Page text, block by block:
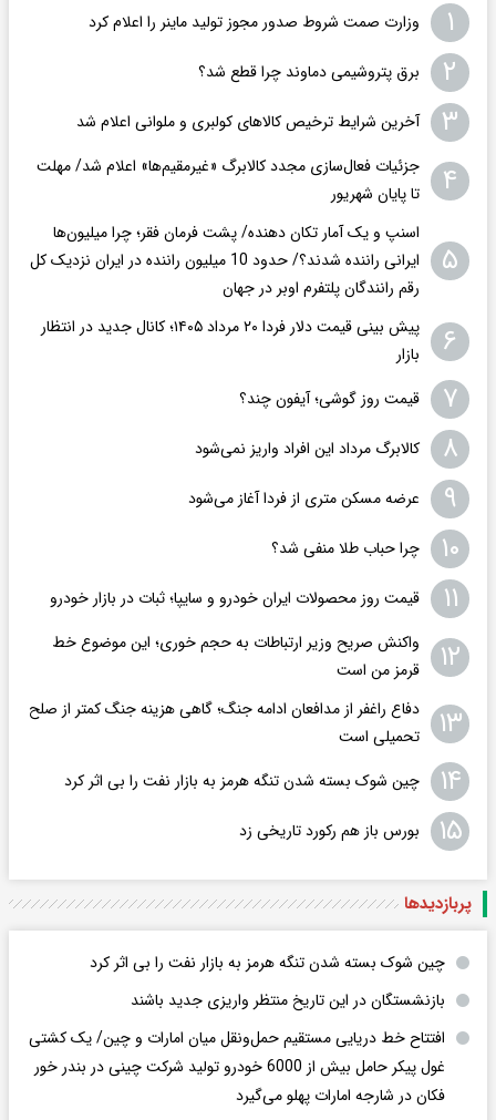
۱ وزارت صمت شروط صدور مجوز تولید ماینر را اعلام کرد
۲ برق پتروشیمی دماوند چرا قطع شد؟
۳ آخرین شرایط ترخیص کالاهای کولبری و ملوانی اعلام شد
۴
جزئیات فعال‌سازی مجدد کالابرگ «غیرمقیم‌ها» اعلام شد/ مهلت
تا پایان شهریور
۵
اسنپ و یک آمار تکان‌ دهنده/ پشت فرمان فقر؛ چرا میلیون‌ها
ایرانی راننده شدند؟/ حدود 10 میلیون راننده در ایران نزدیک کل
رقم رانندگان پلتفرم اوبر در جهان
۶
پیش بینی قیمت دلار فردا ۲۰ مرداد ۱۴۰۵؛ کانال جدید در انتظار
بازار
۷ قیمت روز گوشی؛ آیفون چند؟
۸ کالابرگ مرداد این افراد واریز نمی‌شود
۹ عرضه مسکن متری از فردا آغاز می‌شود
۱۰ چرا حباب طلا منفی شد؟
۱۱ قیمت روز محصولات ایران خودرو و سایپا؛ ثبات در بازار خودرو
۱۲
واکنش صریح وزیر ارتباطات به حجم خوری؛ این موضوع خط
قرمز من است
۱۳
دفاع راغفر از مدافعان ادامه جنگ؛ گاهی هزینه جنگ کمتر از صلح
تحمیلی است
۱۴ چین شوک بسته‌ شدن تنگه هرمز به بازار نفت را بی‌ اثر کرد
۱۵ بورس باز هم رکورد تاریخی زد
پربازدید‌ها
چین شوک بسته‌ شدن تنگه هرمز به بازار نفت را بی‌ اثر کرد
بازنشستگان در این تاریخ منتظر واریزی جدید باشند
افتتاح خط دریایی مستقیم حمل‌ونقل میان امارات و چین/ یک کشتی
غول پیکر حامل بیش از 6000 خودرو تولید شرکت چینی در بندر خور
فکان در شارجه امارات پهلو می‌گیرد